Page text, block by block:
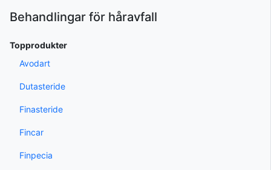
Behandlingar för håravfall
Topprodukter
Avodart
Dutasteride
Finasteride
Fincar
Finpecia